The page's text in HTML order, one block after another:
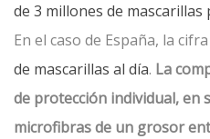
de 3 millones de
En el caso de España, la
de mascarillas al día. La
de protección individual, en
microfibras de un grosor